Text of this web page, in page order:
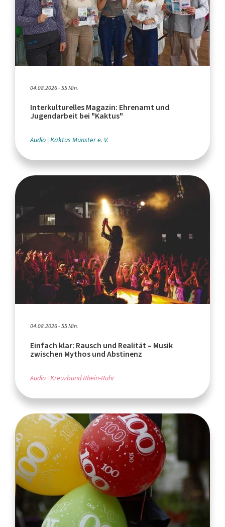
04.08.2026 - 55 Min.
Interkulturelles Magazin: Ehrenamt und
Jugendarbeit bei "Kaktus"
Audio Kaktus Münster e. V.
04.08.2026 - 55 Min.
Einfach klar: Rausch und Realität – Musik
zwischen Mythos und Abstinenz
Audio Kreuzbund Rhein-Ruhr